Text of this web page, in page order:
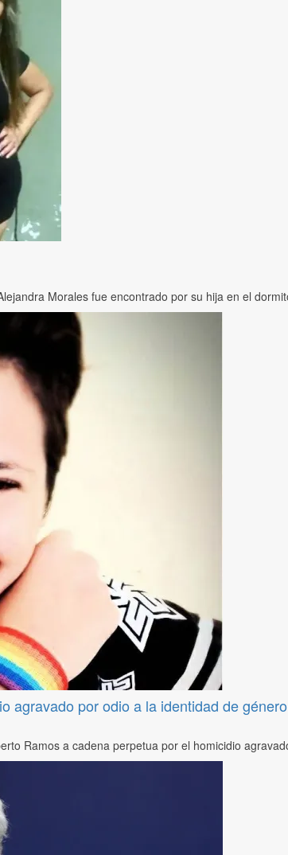
Morales fue encontrado por su hija en el
agravado por odio a la identidad de género
Ramos a cadena perpetua por el homicidio